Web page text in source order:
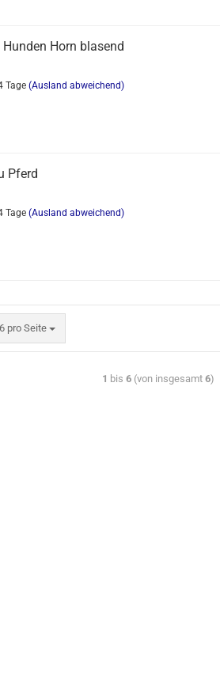
Horn blasend
Tage (Ausland abweichend)
Pferd
Tage (Ausland abweichend)
pro Seite
1 bis6 (von insgesamt6)